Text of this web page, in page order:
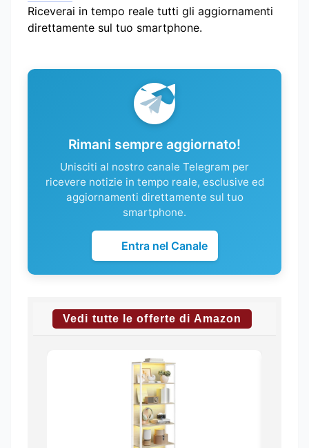
Riceverai in tempo reale tutti gli aggiornamenti
direttamente sul tuo smartphone.
Rimani sempre aggiornato!
Unisciti al nostro canale Telegram per
ricevere notizie in tempo reale, esclusive ed
aggiornamenti direttamente sul tuo
smartphone.
Entra nel Canale